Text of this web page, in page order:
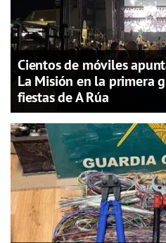
Cientos de móviles
La Misión en la primera
fiestas de A Rúa